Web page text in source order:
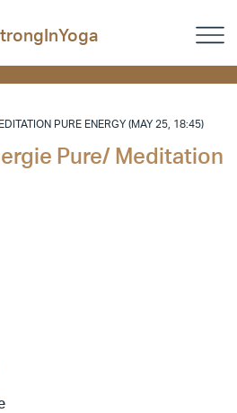
PURE ENERGY (MAY 25, 18:45)
Pure/ Meditation